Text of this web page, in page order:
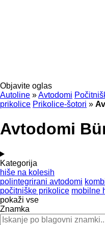
Objavite oglas
Autoline »Avtodomi
prikolice Prikolice-šotori »
Avtodomi
Kategorija
hiše na kolesih
polintegrirani avtodomi
počitniške prikolice mobilne
pokaži vse
Znamka